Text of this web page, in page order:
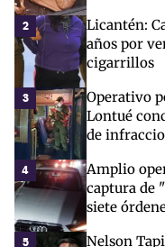
2
Licantén:
años por
cigarrillos
3
Operativo
Lontué
de
4
Amplio
captura de
siete
5
Nelson